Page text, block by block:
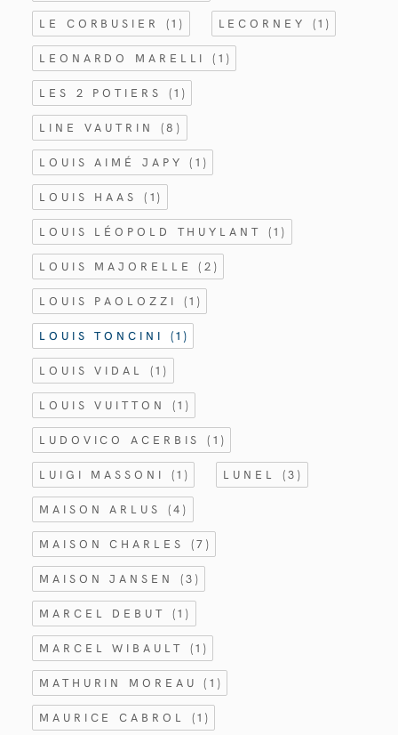
LE CORBUSIER (1) LECORNEY (1)
LEONARDO MARELLI(1)
LES 2 POTIERS (1)
LINE VAUTRIN (8)
LOUIS AIMÉ JAPY(1)
LOUIS HAAS (1)
LOUIS LÉOPOLD THUYLANT (1)
LOUIS MAJORELLE(2)
LOUIS PAOLOZZI (1)
LOUIS TONCINI (1)
LOUIS VIDAL (1)
LOUIS VUITTON (1)
LUDOVICO ACERBIS(1)
LUIGI MASSONI (1) LUNEL (3)
MAISON ARLUS (4)
MAISON CHARLES (7)
MAISON JANSEN (3)
MARCEL DEBUT (1)
MARCEL WIBAULT (1)
MATHURIN MOREAU(1)
MAURICE CABROL (1)